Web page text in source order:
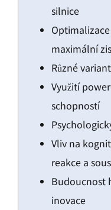
Usage Guide
silnice
maximální
Různé
Využití
schopností
Vliv na
reakce a
Budoucnost
inovace